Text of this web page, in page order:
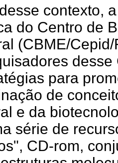
contexto,
do Centro de
(CBME/
para
de
e da
série de
CD-rom,